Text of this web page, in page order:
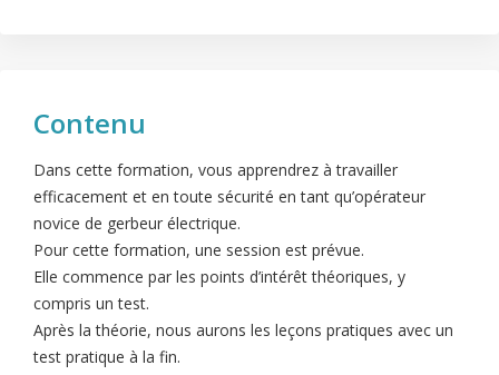
Contenu
Dans cette formation, vous apprendrez à travailler
efficacement et en toute sécurité en tant qu’opérateur
novice de gerbeur électrique.
Pour cette formation, une session est prévue.
Elle commence par les points d’intérêt théoriques, y
compris un test.
Après la théorie, nous aurons les leçons pratiques avec un
test pratique à la fin.